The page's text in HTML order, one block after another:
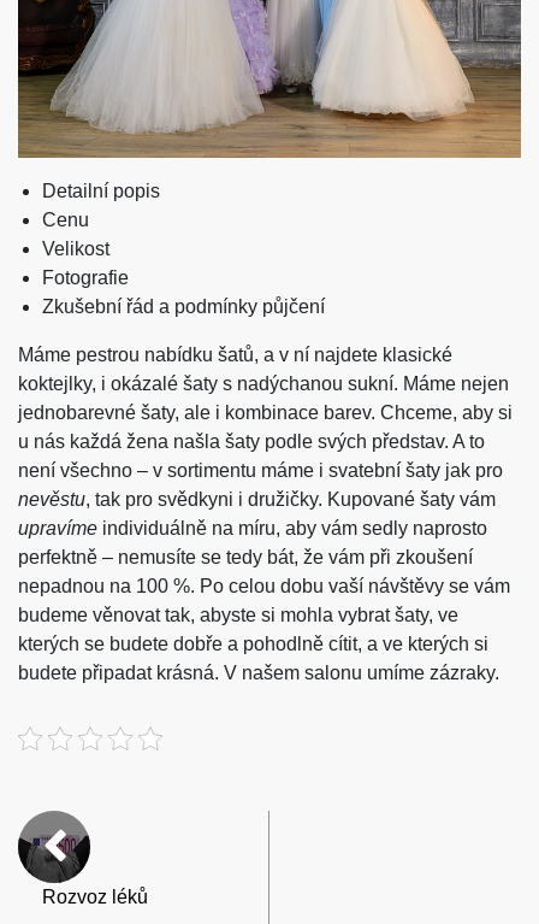
Detailní popis
Cenu
Velikost
Fotografie
Zkušební řád a podmínky půjčení
Máme pestrou nabídku šatů, a v ní najdete klasické
koktejlky, i okázalé šaty s nadýchanou sukní. Máme nejen
jednobarevné šaty, ale i kombinace barev. Chceme, aby si
u nás každá žena našla šaty podle svých představ. A to
není všechno – v sortimentu máme i svatební šaty jak pro
nevěstu, tak pro svědkyni i družičky. Kupované šaty vám
upravíme individuálně na míru, aby vám sedly naprosto
perfektně – nemusíte se tedy bát, že vám při zkoušení
nepadnou na 100 %. Po celou dobu vaší návštěvy se vám
budeme věnovat tak, abyste si mohla vybrat šaty, ve
kterých se budete dobře a pohodlně cítit, a ve kterých si
budete připadat krásná. V našem salonu umíme zázraky.
Rozvoz léků